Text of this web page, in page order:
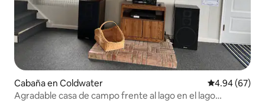
Cabaña en Coldwater Calificación
4.94 (67)
Agradable casa de campo frente al lago en el lago